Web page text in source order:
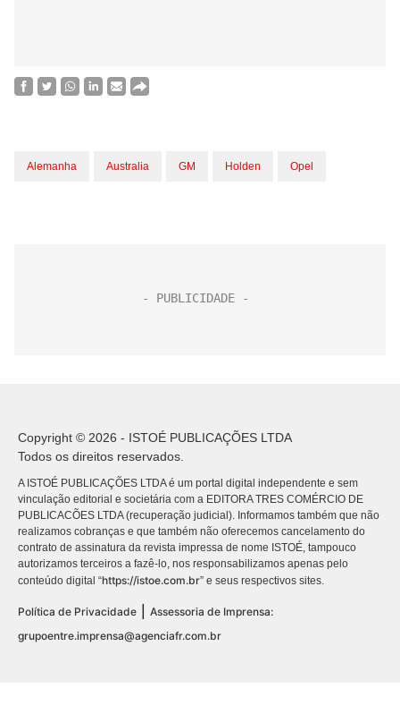
Alemanha Australia GM Holden Opel
Copyright © 2026 - ISTOÉ PUBLICAÇÕES LTDA
Todos os direitos reservados.
A ISTOÉ PUBLICAÇÕES LTDA é um portal digital independente e sem
vinculação editorial e societária com a EDITORA TRES COMÉRCIO DE
PUBLICACÕES LTDA (recuperação judicial). Informamos também que não
realizamos cobranças e que também não oferecemos cancelamento do
contrato de assinatura da revista impressa de nome ISTOÉ, tampouco
autorizamos terceiros a fazê-lo, nos responsabilizamos apenas pelo
conteúdo digital “https://istoe.com.br” e seus respectivos sites.
Política de Privacidade
Assessoria de Imprensa:
grupoentre.imprensa@agenciafr.com.br